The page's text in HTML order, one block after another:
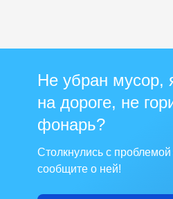
Не убран мусор,
на дороге, не
фонарь?
Столкнулись с
сообщите о ней!